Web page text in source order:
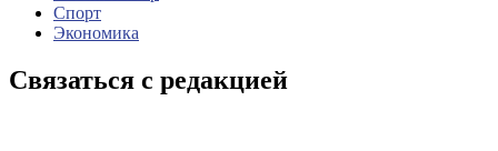
Спорт
Экономика
Связаться с редакцией